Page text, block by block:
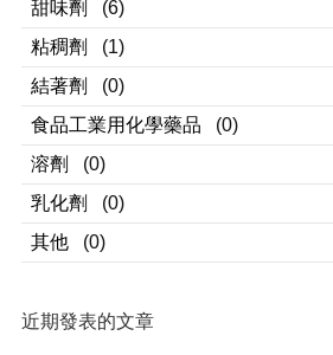
甜味劑
(6)
粘稠劑
(1)
結著劑
(0)
食品工業用化學藥品
(0)
溶劑
(0)
乳化劑
(0)
其他
(0)
近期發表的文章